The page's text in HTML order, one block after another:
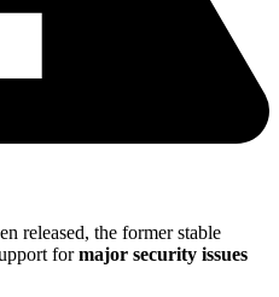
released, the former stable
formajor security issues